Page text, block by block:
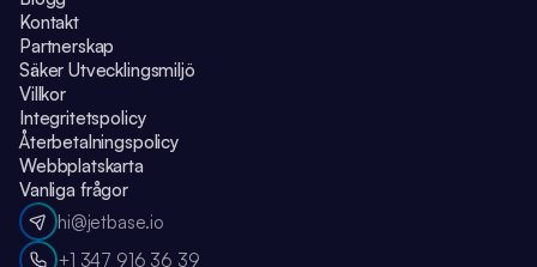
Kontakt
Partnerskap
Säker Utvecklingsmiljö
Villkor
Integritetspolicy
Återbetalningspolicy
Webbplatskarta
Vanliga frågor
hi@jetbase.io
+1 347 916 36 39